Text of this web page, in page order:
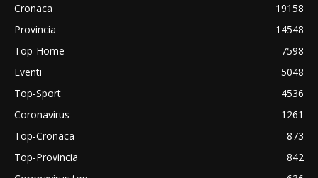
Cronaca
19158
Provincia
14548
Top-Home
7598
Eventi
5048
Top-Sport
4536
Coronavirus
1261
Top-Cronaca
873
Top-Provincia
842